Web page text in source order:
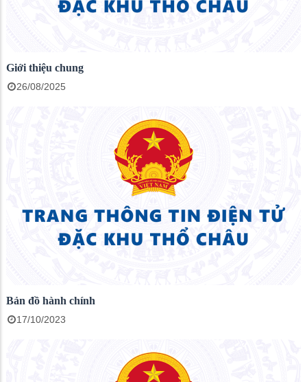
Giới thiệu chung
26/08/2025
Bản đồ hành chính
17/10/2023